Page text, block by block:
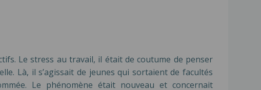
Le stress au travail, il était de coutume de penser
Là, il s’agissait de jeunes qui sortaient de facultés
Le phénomène était nouveau et concernait